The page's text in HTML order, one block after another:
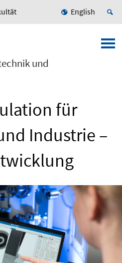
English
und
für
Industrie –